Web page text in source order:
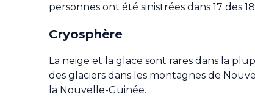
personnes ont été sinistrées dans 17 des
Cryosphère
La neige et la glace sont rares dans la
des glaciers dans les montagnes de
la Nouvelle-Guinée.